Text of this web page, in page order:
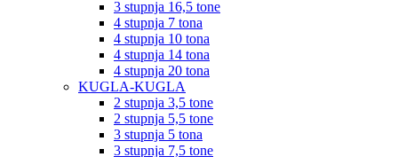
3 stupnja 16,5 tone
4 stupnja 7 tona
4 stupnja 10 tona
4 stupnja 14 tona
4 stupnja 20 tona
KUGLA-KUGLA
2 stupnja 3,5 tone
2 stupnja 5,5 tone
3 stupnja 5 tona
3 stupnja 7,5 tone